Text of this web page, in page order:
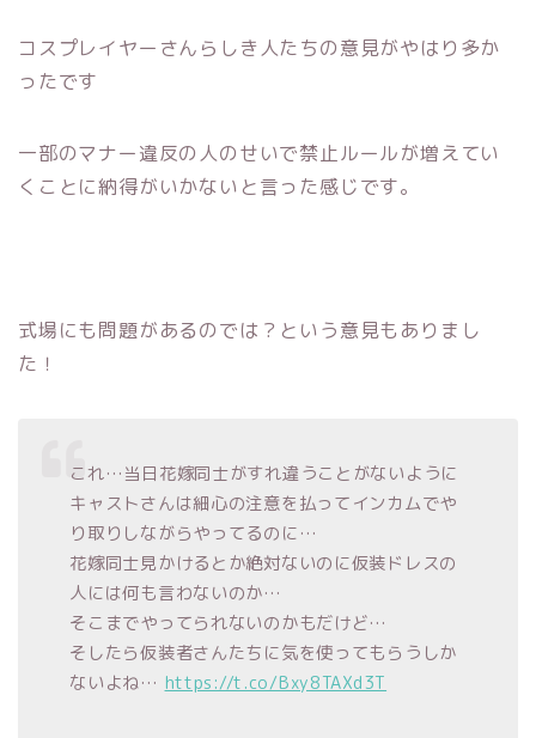
コスプレイヤーさんらしき人たちの意見がやはり多か
ったです
一部のマナー違反の人のせいで禁止ルールが増えてい
くことに納得がいかないと言った感じです。
式場にも問題があるのでは？という意見もありまし
た！
これ…当日花嫁同士がすれ違うことがないように
キャストさんは細心の注意を払ってインカムでや
り取りしながらやってるのに…
花嫁同士見かけるとか絶対ないのに仮装ドレスの
人には何も言わないのか…
そこまでやってられないのかもだけど…
そしたら仮装者さんたちに気を使ってもらうしか
ないよね… https://t.co/Bxy8TAXd3T